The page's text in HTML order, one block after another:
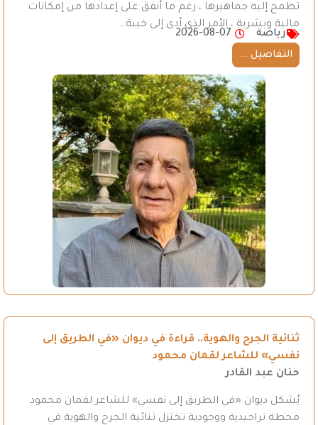
تطمح إليه جماهيرها ، رغم ما أُنفق على إعدادها من إمكانات
مالية وبشرية ، الأمر الذي أدى إلى خيبة…
رياضة
2026-08-07
التفاصيل ...
ثنائية الجرح والهوية.. قراءة في ديوان «في الطريق إلى
نفسي» للشاعر لقمان محمود
حنان عبد القادر
يُشكل ديوان «في الطريق إلى نفسي» للشاعر لقمان محمود
محطة تراجيدية ووجودية تختزل ثنائية الجرح والهوية في